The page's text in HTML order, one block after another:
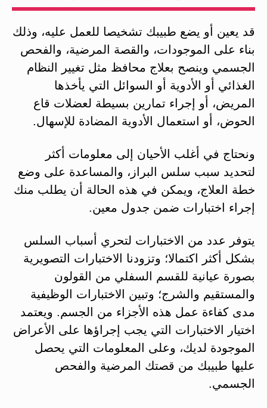
قد يعين أو يضع طبيبك تشخيصا للعمل عليه، وذلك
بناء على الموجودات، والقصة المرضية، والفحص
الجسمي وينصح بعلاج محافظ مثل تغيير النظام
الغذائي أو الأدوية أو السوائل التي يأخذها
المريض، أو إجراء تمارين بسيطة لعضلات قاع
الحوض، أو استعمال الأدوية المضادة للإسهال.
ونحتاج في أغلب الأحيان إلى معلومات أكثر
لتحديد سبب سلس البراز، والمساعدة على وضع
خطة العلاج، ويمكن في هذه الحالة أن يطلب منك
إجراء اختبارات ضمن جدول معين.
يتوفر عدد من الاختبارات لتحري أسباب السلس
بشكل أكثر اكتمالا؛ وتزودنا الاختبارات التصويرية
بصورة عيانية للقسم السفلي من القولون
والمستقيم والشرج؛ وتبين الاختبارات الوظيفية
مدى كفاءة عمل هذه الأجزاء من الجسم. ويعتمد
اختيار الاختبارات التي يجب إجراؤها على الأعراض
الموجودة لديك، وعلى المعلومات التي يحصل
عليها طبيبك من قصتك المرضية والفحص
الجسمي.